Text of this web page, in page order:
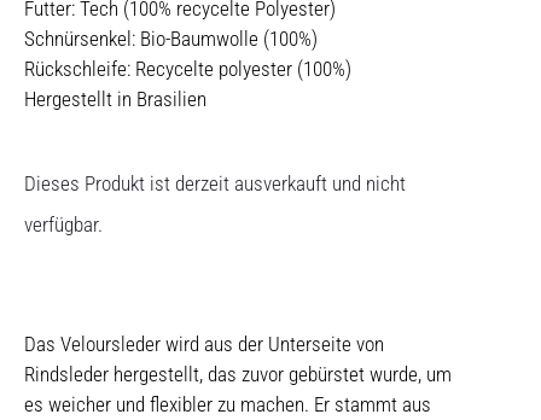
Futter: Tech (100% recycelte Polyester)
Schnürsenkel: Bio-Baumwolle (100%)
Rückschleife: Recycelte polyester (100%)
Hergestellt in Brasilien
Dieses Produkt ist derzeit ausverkauft und nicht
verfügbar.
Das Veloursleder wird aus der Unterseite von
Rindsleder hergestellt, das zuvor gebürstet wurde, um
es weicher und flexibler zu machen. Er stammt aus